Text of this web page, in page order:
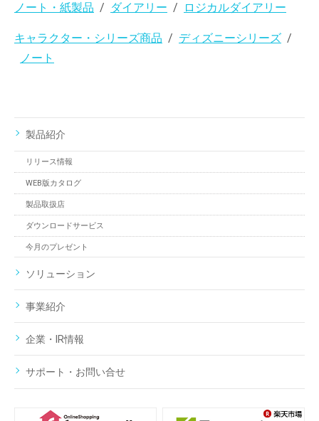
ノート・紙製品 ダイアリー ロジカルダイアリー
キャラクター・シリーズ商品
ディズニーシリーズ
ノート
製品紹介
リリース情報
WEB版カタログ
製品取扱店
ダウンロードサービス
今月のプレゼント
ソリューション
事業紹介
企業・IR情報
サポート・お問い合せ